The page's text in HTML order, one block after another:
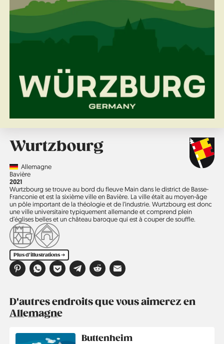
Wurtzbourg
CountryAllemagne
Région
Bavière
Année
2021
Wurtzbourg se trouve au bord du fleuve Main dans le district de Basse-
Franconie et est la sixième ville en Bavière. La ville était au moyen-âge
un pôle important de la théologie et de l’industrie. Wurtzbourg est donc
une ville universitaire typiquement allemande et comprend plein
d’églises belles et un château baroque qui est à couper de souffle.
Plus d'illustrations ➔
D'autres endroits que vous aimerez en
Allemagne
Buttenheim